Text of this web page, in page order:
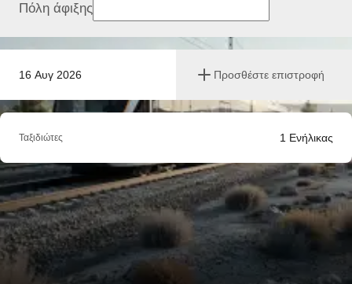
16 Αυγ 2026 Προσθέστε επιστροφή
Πόλη άφιξης
Ταξιδιώτες 1 Ενήλικας